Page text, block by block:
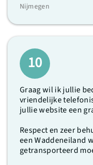
Nijmegen
10
Graag wil ik jullie
vriendelijke
jullie website een
Respect en zeer
een Waddeneiland
getransporteerd